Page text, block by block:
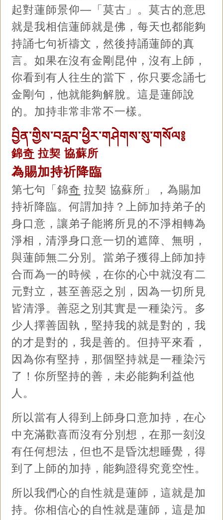
起對蓮師景仰—「莫古」。莫古的意思
就是我相信蓮師就是佛，每天也都能夠
持誦七句祈禱文，然後持誦蓮師的真
言。如果在沒有金剛昆仲，沒有上師，
你看到有人往生的當下，你只要念誦七
金剛句，他就能夠解脫。這是蓮師說
的。加持非常非常不一樣。
བྱིན་གྱིས་བརླབ་ཕྱིར་གཤེགས་སུ་གསོལ༔
錦奇 拉契 協蘇所
為賜加持祈降臨
第七句「錦奇 拉契 協蘇所」，為賜加
持祈降臨。何謂加持？上師加持弟子的
身口意，讓弟子能將所見的不淨相轉為
淨相，清淨身口意一切的遮障、無明，
與蓮師無二分別。當弟子獲得上師加持
合而為一的時候，在你的心中就沒有二
元對立，甚至善惡之別，因為一切所見
皆清淨。善惡之別其實是一種染污。多
少人擇善固執，堅持我的就是對的，我
的才是對的，我是善的。但持平來看，
因為你有堅持，那個堅持就是一種染污
了！你所堅持的善，未必能夠利益他
人。
所以當有人得到上師身口意加持，在心
中充滿歡喜而沒有分別想，在那一刻沒
有任何想法，但也不是昏沈想睡覺，得
到了上師的加持，能夠證得究竟空性。
所以我們心的自性就是蓮師，這就是加
持。你相信心的自性就是蓮師，這是加